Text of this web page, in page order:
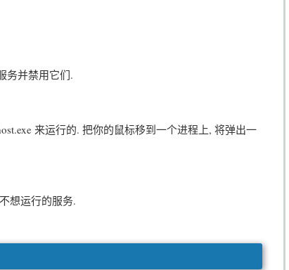
并禁用它们.
来运行的. 把你的鼠标移到一个进程上, 将弹出一
想运行的服务.